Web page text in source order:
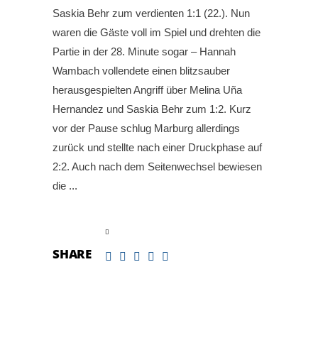
Saskia Behr zum verdienten 1:1 (22.). Nun
waren die Gäste voll im Spiel und drehten die
Partie in der 28. Minute sogar – Hannah
Wambach vollendete einen blitzsauber
herausgespielten Angriff über Melina Uña
Hernandez und Saskia Behr zum 1:2. Kurz
vor der Pause schlug Marburg allerdings
zurück und stellte nach einer Druckphase auf
2:2. Auch nach dem Seitenwechsel bewiesen
die
SHARE